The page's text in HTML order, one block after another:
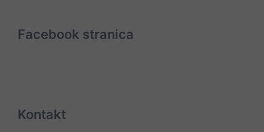
Facebook stranica
Kontakt